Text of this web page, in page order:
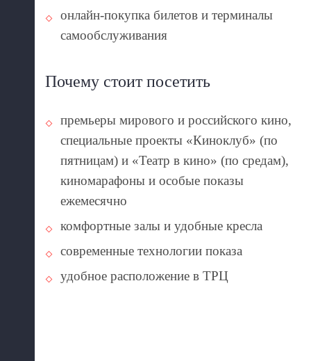
онлайн-покупка билетов и терминалы
самообслуживания
Почему стоит посетить
премьеры мирового и российского кино,
специальные проекты «Киноклуб» (по
пятницам) и «Театр в кино» (по средам),
киномарафоны и особые показы
ежемесячно
комфортные залы и удобные кресла
современные технологии показа
удобное расположение в ТРЦ